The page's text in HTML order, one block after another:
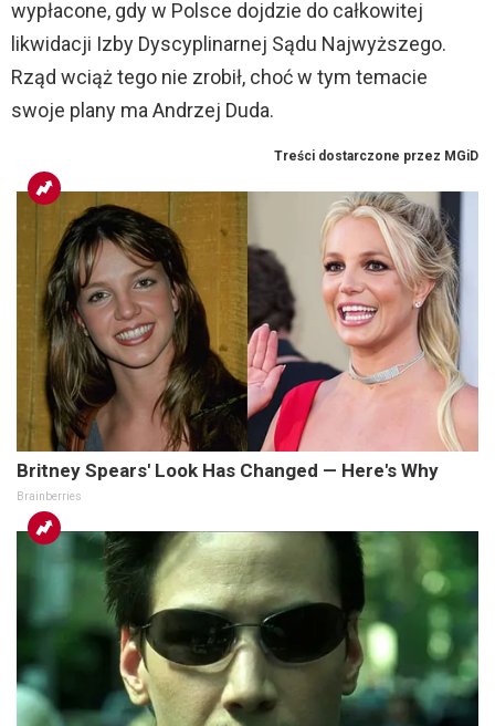
wypłacone, gdy w Polsce dojdzie do całkowitej
likwidacji Izby Dyscyplinarnej Sądu Najwyższego.
Rząd wciąż tego nie zrobił, choć w tym temacie
swoje plany ma Andrzej Duda.
Britney Spears' Look Has Changed — Here's Why
Brainberries